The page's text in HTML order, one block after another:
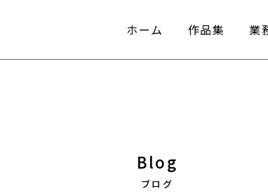
ホーム 作品集 業
ホーム 作品集 業
Blog
ブログ